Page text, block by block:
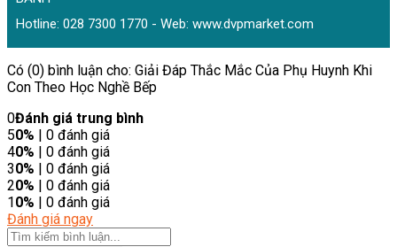
Hotline: 028 7300 1770 - Web: www.dvpmarket.com
Có (0) bình luận cho: Giải Đáp Thắc Mắc Của Phụ Huynh Khi
Con Theo Học Nghề Bếp
0Đánh giá trung bình
50% | 0 đánh giá
40% | 0 đánh giá
30% | 0 đánh giá
20% | 0 đánh giá
1 0% | 0 đánh giá
Đánh giá ngay